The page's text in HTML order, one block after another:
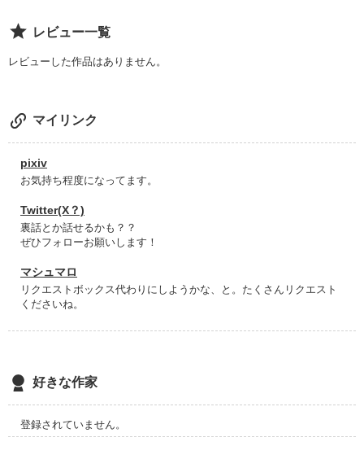
夜星 樹 ﾖﾎﾞｼｲﾂｷ 小児科医 34
兄ちゃんの1人。
瀬堂 唯弦 ｾﾄﾞｳﾕﾂﾞﾙ 呼吸器内科医 34
絃の喘息を診ている。お兄ちゃんとして、持ち前のふわふわオ
ーラで絃を癒している。
↑物語スタート時の年齢及び設定です。
｢悠久の絃｣の続編なので、まだ読んでいない方は先にそちらを
読むと内容理解が深まると思います。
絃と悠が出逢ってまだ1年も経っていないと思うとやっぱりラ
ブラブだなと思いました。
レビュー一覧
レビューした作品はありません。
マイリンク
pixiv
お気持ち程度になってます。
Twitter(X？)
裏話とか話せるかも？？
ぜひフォローお願いします！
マシュマロ
リクエストボックス代わりにしようかな、と。たくさんリクエスト
くださいね。
好きな作家
登録されていません。